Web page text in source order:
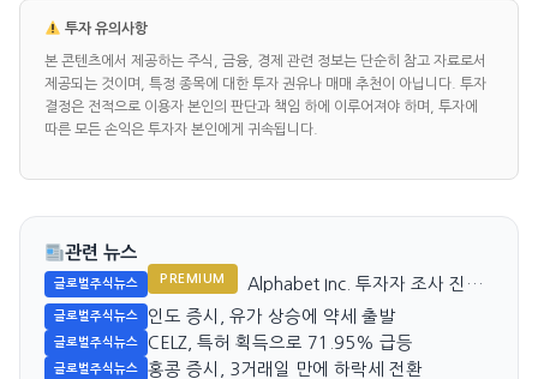
투자 유의사항
본 콘텐츠에서 제공하는 주식, 금융, 경제 관련 정보는 단순히 참고 자료로서
제공되는 것이며, 특정 종목에 대한 투자 권유나 매매 추천이 아닙니다. 투자
결정은 전적으로 이용자 본인의 판단과 책임 하에 이루어져야 하며, 투자에
따른 모든 손익은 투자자 본인에게 귀속됩니다.
관련 뉴스
글로벌주식뉴스 PREMIUM
Alphabet Inc. 투자자 조사 진행,
주가 급락
글로벌주식뉴스 인도 증시, 유가 상승에 약세 출발
글로벌주식뉴스 CELZ, 특허 획득으로 71.95% 급등
글로벌주식뉴스 홍콩 증시, 3거래일 만에 하락세 전환